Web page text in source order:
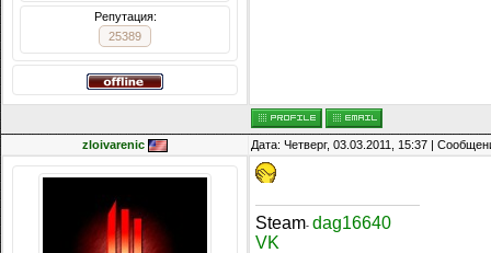
Репутация:
25389
zloivarenic Дата: Четверг, 03.03.2011, 15:37 |
Steam- dag16640
VK